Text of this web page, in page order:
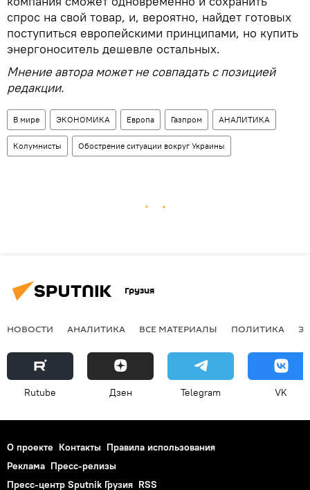
спрос на свой товар, и, вероятно, найдет готовых
поступиться европейскими принципами, но купить
энергоноситель дешевле остальных.
Мнение автора может не совпадать с позицией
редакции.
В мире ЭКОНОМИКА Европа Газпром АНАЛИТИКА
Колумнисты Обострение ситуации вокруг Украины
Грузия
НОВОСТИ АНАЛИТИКА ВСЕ МАТЕРИАЛЫ ПОЛИТИКА
Rutube Дзен Telegram VK
О проекте Контакты Правила использования
Реклама Пресс-релизы
Пресс-центр Sputnik Грузия RSS